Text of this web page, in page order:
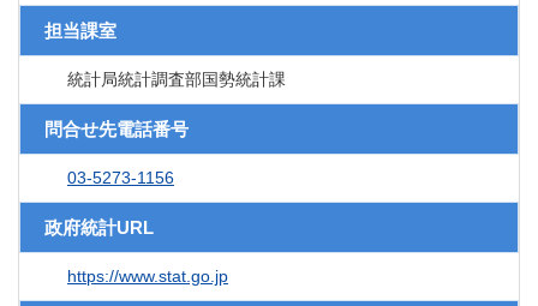
担当課室
統計局統計調査部国勢統計課
問合せ先電話番号
03-5273-1156
政府統計URL
https://www.stat.go.jp